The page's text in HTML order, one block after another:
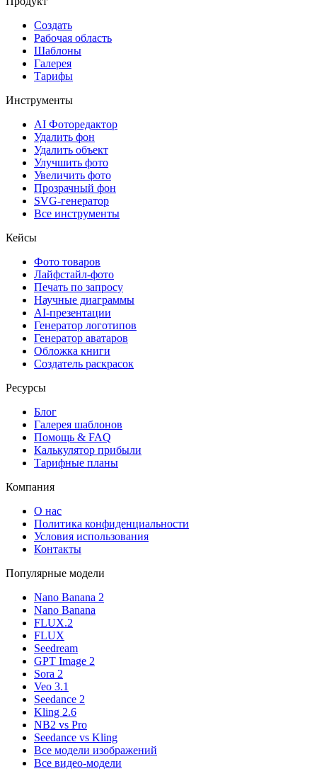
Создать
Рабочая область
Шаблоны
Галерея
Тарифы
Инструменты
AI Фоторедактор
Удалить фон
Удалить объект
Улучшить фото
Увеличить фото
Прозрачный фон
SVG-генератор
Все инструменты
Кейсы
Фото товаров
Лайфстайл-фото
Печать по запросу
Научные диаграммы
AI-презентации
Генератор логотипов
Генератор аватаров
Обложка книги
Создатель раскрасок
Ресурсы
Блог
Галерея шаблонов
Помощь & FAQ
Калькулятор прибыли
Тарифные планы
Компания
О нас
Политика конфиденциальности
Условия использования
Контакты
Популярные модели
Nano Banana 2
Nano Banana
FLUX.2
FLUX
Seedream
GPT Image 2
Sora 2
Veo 3.1
Seedance 2
Kling 2.6
NB2 vs Pro
Seedance vs Kling
Все модели изображений
Все видео-модели